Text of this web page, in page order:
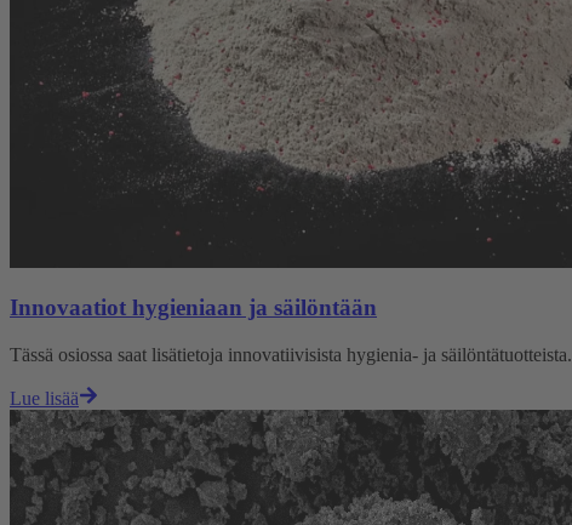
Innovaatiot hygieniaan ja säilöntään
Tässä osiossa saat lisätietoja innovatiivisista hygienia- ja säilöntätuotteista.
Lue lisää